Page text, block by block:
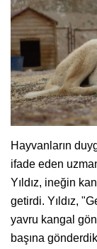
Hayvanların
ifade eden
Yıldız, ineğin
getirdi. Yıldız,
yavru kangal
başına